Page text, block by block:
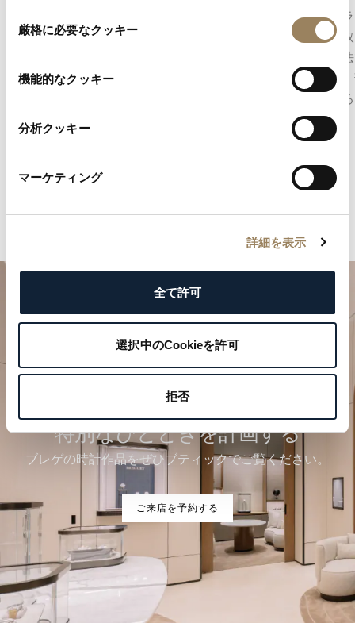
厳格に必要なクッキー
機能的なクッキー
分析クッキー
マーケティング
詳細を表示
全て許可
選択中のCookieを許可
拒否
能にします。ムーブメントの構造に応じて、セ
ば、文字盤のデザインに組み込まれたオフセン
もあります。
アング
ジに面
上げ技
反射し
部に至
します。
特別なひとときを計画する
ブレゲの時計作品をぜひブティックでご覧ください。
ご来店を予約する